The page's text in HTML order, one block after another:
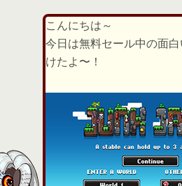
itt
er
e re
a
ai
l
こんにちは～
今日は無料セール中の面
けたよ〜！